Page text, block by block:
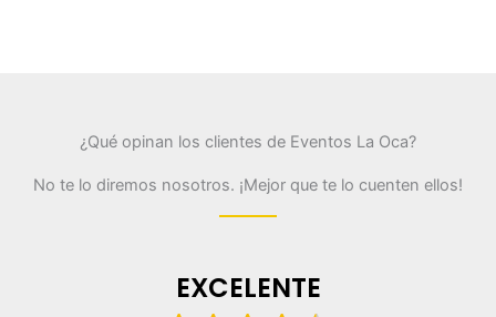
¿Qué opinan los clientes de Eventos La Oca?
No te lo diremos nosotros. ¡Mejor que te lo cuenten ellos!
EXCELENTE